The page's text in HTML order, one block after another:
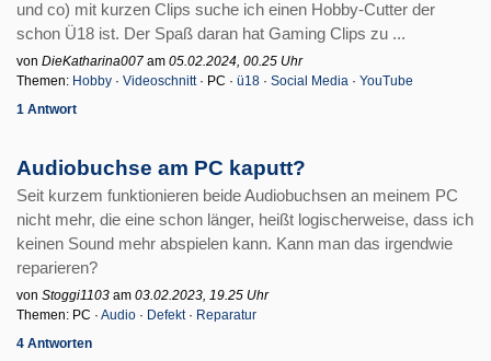
und co) mit kurzen Clips suche ich einen Hobby-Cutter der
schon Ü18 ist. Der Spaß daran hat Gaming Clips zu ...
von DieKatharina007 am 05.02.2024, 00.25 Uhr
Themen: Hobby · Videoschnitt· PC · ü18 · Social Media · YouTube
1 Antwort
Audiobuchse am PC kaputt?
Seit kurzem funktionieren beide Audiobuchsen an meinem PC
nicht mehr, die eine schon länger, heißt logischerweise, dass ich
keinen Sound mehr abspielen kann. Kann man das irgendwie
reparieren?
von Stoggi1103 am 03.02.2023, 19.25 Uhr
Themen: PC · Audio · Defekt· Reparatur
4 Antworten